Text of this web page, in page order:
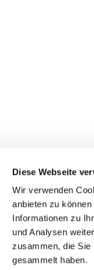
Diese Webseite
Wir verwenden
anbieten zu
Informationen zu
und Analysen
zusammen, die Sie
gesammelt haben.
St. Otto: Katholische